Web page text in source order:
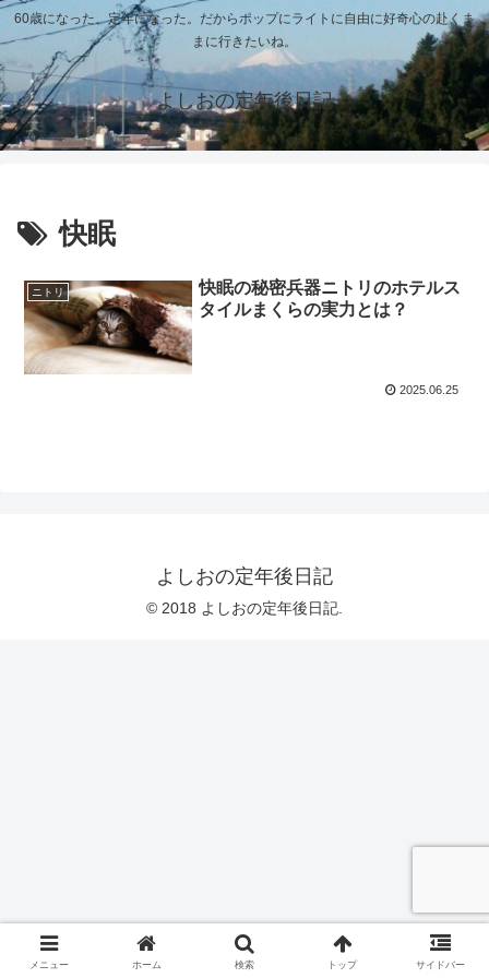
60歳になった、定年になった。だからポップにライトに自由に好奇心の赴くま
まに行きたいね。
よしおの定年後日記
快眠
ニトリ
快眠の秘密兵器ニトリのホテルス
タイルまくらの実力とは？
2025.06.25
よしおの定年後日記
© 2018 よしおの定年後日記.
メニュー ホーム 検索 トップ サイドバー